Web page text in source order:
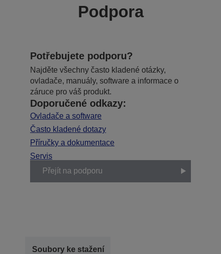
Podpora
Potřebujete podporu?
Najděte všechny často kladené otázky,
ovladače, manuály, software a informace o
záruce pro váš produkt.
Doporučené odkazy:
Ovladače a software
Často kladené dotazy
Příručky a dokumentace
Servis
Přejít na podporu
Soubory ke stažení